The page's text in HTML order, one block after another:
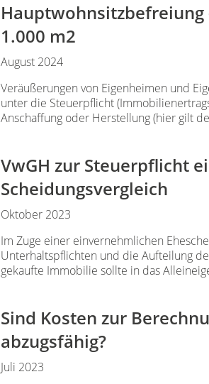
Hauptwohnsitzbefreiung
1.000 m2
August 2024
Veräußerungen von Eigenheimen und
unter die Steuerpflicht
Anschaffung oder Herstellung (hier gilt
VwGH zur Steuerpflicht
Scheidungsvergleich
Oktober 2023
Im Zuge einer einvernehmlichen
Unterhaltspflichten und die Aufteilung
gekaufte Immobilie sollte in das
Sind Kosten zur
abzugsfähig?
Juli 2023